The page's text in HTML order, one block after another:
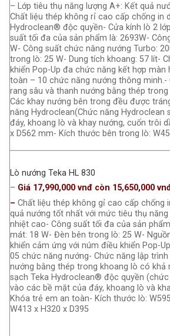
– Lớp tiêu thụ năng lượng A+: Kết quả
Chất liệu thép không rỉ cao cấp chống in
Hydroclean® độc quyền- Cửa kính lò 2
suất tối đa của sản phẩm là: 2693W-
W- Công suất chức năng nướng Turbo:
trong lò: 25 W- Dung tích khoang: 57 lít-
khiển Pop-Up đa chức năng kết hợp
toàn – 10 chức năng nướng thông
rang sâu và thanh nướng bằng thép
Các khay nướng bên trong đều được
năng Hydroclean(Chức năng
đáy, khoang lò và khay nướng, cuốn trôi
x D562 mm- Kích thước bên trong lò:
Lò nướng Teka HL 830
– Giá 17,990,000 vnđ còn 15,650,000
– Chất liệu thép không gỉ cao cấp chống
quả nướng tốt nhất với mức tiêu thụ
nhiệt cao- Công suất tối đa của sản
mát: 18 W- Đèn bên trong lò: 25 W-
khiển cảm ứng với núm điều khiển Pop-
05 chức năng nướng- Chức năng lập
nướng bằng thép trong khoang lò có
sạch Teka Hydroclean® độc quyền
vào các bề mặt của đáy, khoang lò và
Khóa trẻ em an toàn- Kích thước lò:
W413 x H320 x D395